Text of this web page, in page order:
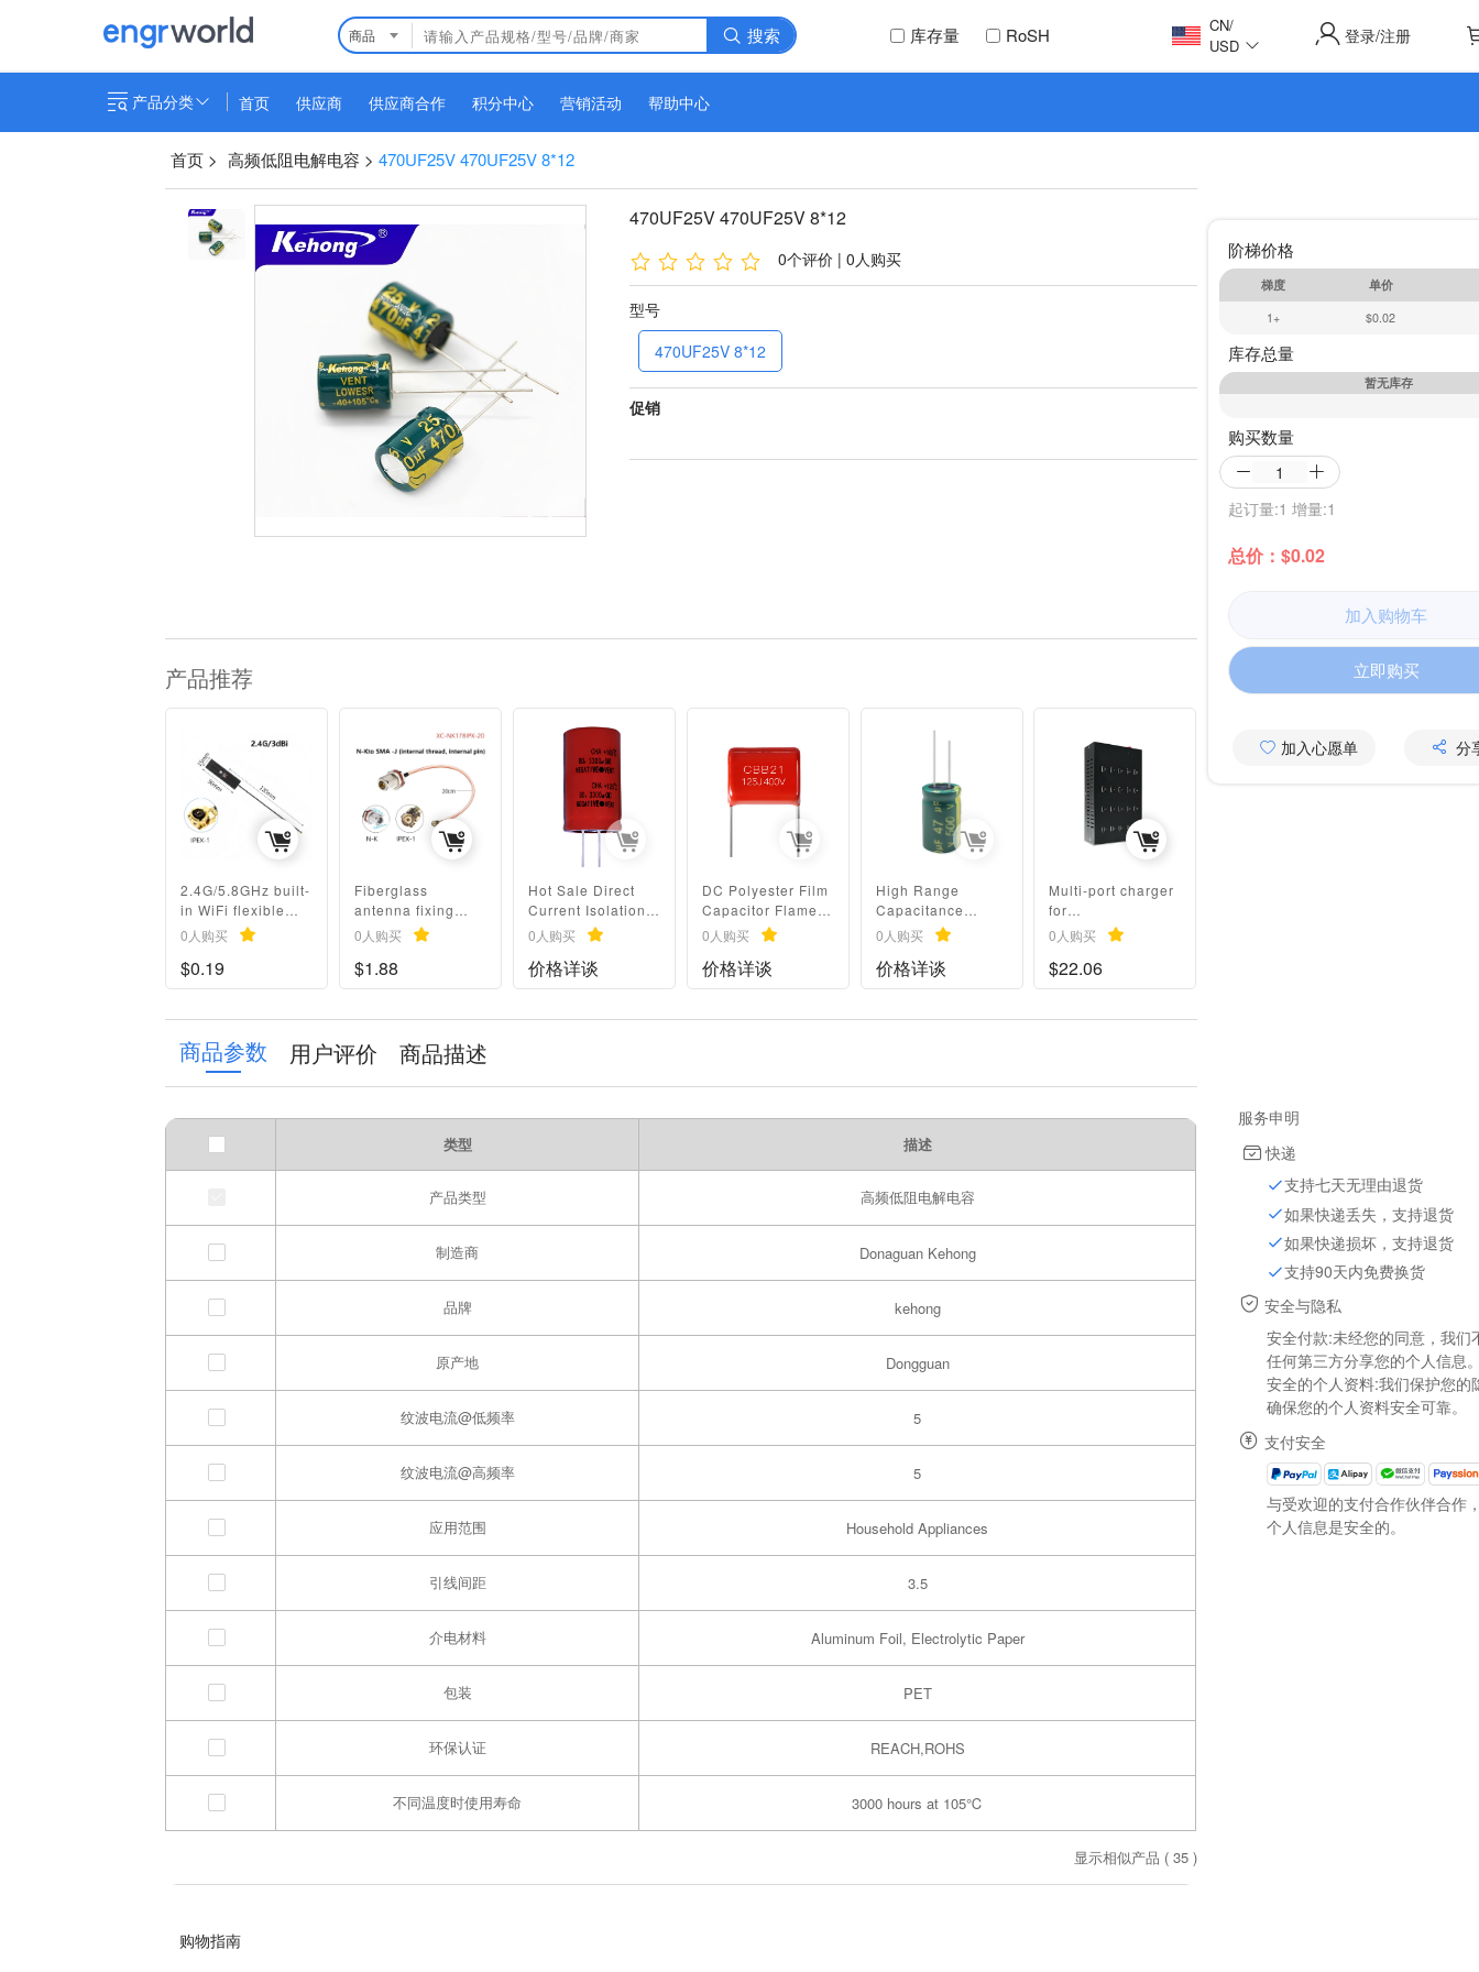
商品 搜索 库存量 RoSH CN/
USD
登录/注册
产品分类 首页 供应商 供应商合作 积分中心 营销活动 帮助中心
首页 > 高频低阻电解电容 > 470UF25V 470UF25V 8*12
470UF25V 470UF25V 8*12
0个评价 | 0人购买
型号
470UF25V 8*12
促销
产品推荐
2.4G/5.8GHz built-
in WiFi flexible
FPC/PCB
Bluetooth ZigBee
omnidirectional
high-gain IPEX
0人购买
$0.19
Fiberglass
antenna fixing
clamp accessories
/ N-K adapter
cable N-K
magnetic suction
accessories 3D-FB
0人购买
$1.88
Hot Sale Direct
Current Isolation
Long Duration
Time High
Reliability 3300uF
80V Aluminum
0人购买
价格详谈
DC Polyester Film
Capacitor Flame
Retardant Resin
Dipped Capacitor
125J 400v
Metallized
0人购买
价格详谈
High Range
Capacitance
47uF500V
10x20mm
Tolerance 10%
Metal Electrolytic
0人购买
价格详谈
Multi-port charger
for
hotels/restaurants/
schools/using 20-
port charging
station, multi-
0人购买
$22.06
商品参数 用户评价 商品描述
类型 描述
产品类型 高频低阻电解电容
制造商 Donaguan Kehong
品牌 kehong
原产地 Dongguan
纹波电流@低频率 5
纹波电流@高频率 5
应用范围 Household Appliances
引线间距 3.5
介电材料 Aluminum Foil, Electrolytic Paper
包装 PET
环保认证 REACH,ROHS
不同温度时使用寿命 3000 hours at 105℃
显示相似产品 ( 35)
购物指南
阶梯价格
梯度
单价
1+
$0.02
库存总量
暂无库存
购买数量
起订量:1 增量:1
总价：$0.02
加入购物车
立即购买
加入心愿单 分
服务申明
快递
支持七天无理由退货
如果快递丢失，支持退货
如果快递损坏，支持退货
支持90天内免费换货
安全与隐私
安全付款:未经您的同意，我们
任何第三方分享您的个人信息
安全的个人资料:我们保护您的
确保您的个人资料安全可靠。
支付安全
与受欢迎的支付合作伙伴合作
个人信息是安全的。